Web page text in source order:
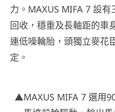
力。MAXUS MIFA 7 設
回收，穩重及長軸距的車
連低噪輪胎，頭獨立麥花
定。
▲MAXUS MIFA 7 選用